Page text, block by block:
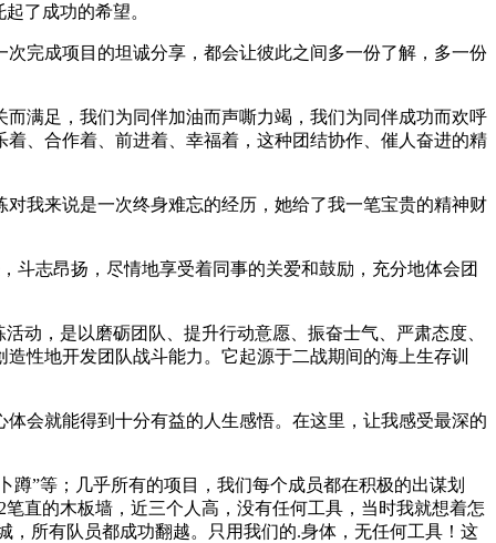
了成功的希望。
完成项目的坦诚分享，都会让彼此之间多一份了解，多一份
满足，我们为同伴加油而声嘶力竭，我们为同伴成功而欢呼
、合作着、前进着、幸福着，这种团结协作、催人奋进的精
我来说是一次终身难忘的经历，她给了我一笔宝贵的精神财
斗志昂扬，尽情地享受着同事的关爱和鼓励，充分地体会团
动，是以磨砺团队、提升行动意愿、振奋士气、严肃态度、
性地开发团队战斗能力。它起源于二战期间的海上生存训
会就能得到十分有益的人生感悟。在这里，让我感受最深的
蹲”等；几乎所有的项目，我们每个成员都在积极的出谋划
直的木板墙，近三个人高，没有任何工具，当时我就想着怎
所有队员都成功翻越。只用我们的.身体，无任何工具！这